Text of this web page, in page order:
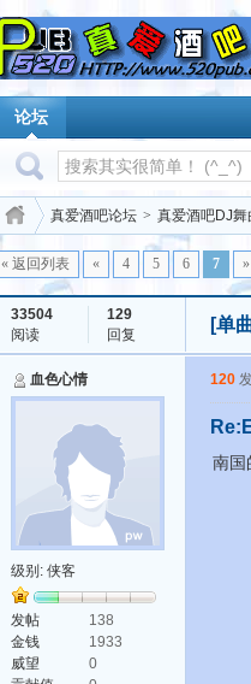
论坛
真爱酒吧论坛 > 真爱酒吧DJ舞
« 返回列表 « 4 5 6 7 »
33504
阅读
129
回复
[单
血色心情
级别: 侠客
发帖
138
金钱
1933
威望
0
120
南国